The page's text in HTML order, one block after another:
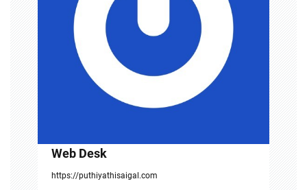
Web Desk
https://puthiyathisaigal.com